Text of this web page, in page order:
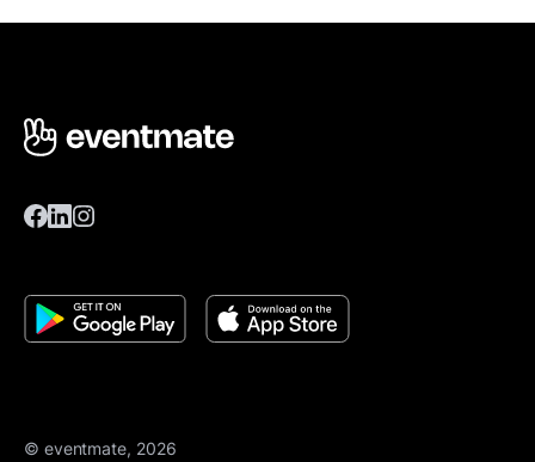
© eventmate, 2026